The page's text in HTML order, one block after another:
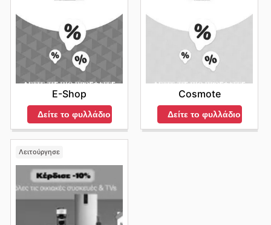
E-Shop
Δείτε το φυλλάδιο
Cosmote
Δείτε το φυλλάδιο
Λειτούργησε